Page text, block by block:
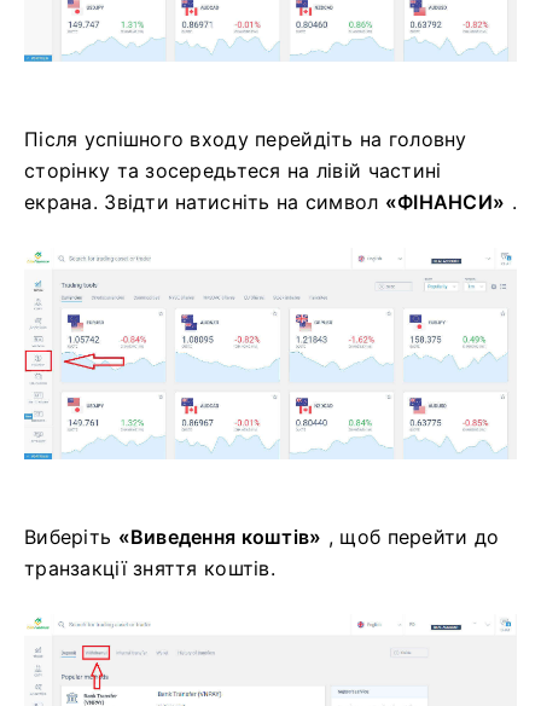
Після успішного входу перейдіть на головну
сторінку та зосередьтеся на лівій частині
екрана. Звідти натисніть на символ «ФІНАНСИ» .
Виберіть «Виведення коштів» , щоб перейти до
транзакції зняття коштів.